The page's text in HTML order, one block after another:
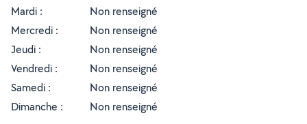
Mardi :
Non renseigné
Mercredi :
Non renseigné
Jeudi :
Non renseigné
Vendredi :
Non renseigné
Samedi :
Non renseigné
Dimanche :
Non renseigné